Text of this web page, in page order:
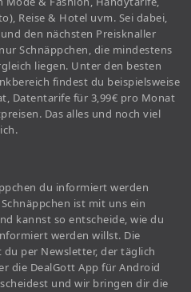
Reise & Hotel uvm. Sei dabei,
den nächsten Preisknaller
Schnäppchen, die mindestens
liegen. Unter den besten
findest du beispielsweise
Datentarife für 3,99€ pro Monat
Das alles und noch viel
du informiert werden
ist mit uns ein
kannst so entscheide, wie du
werden willst. Die
per Newsletter, der täglich
die DealGott App für Android
und wir bringen dir die